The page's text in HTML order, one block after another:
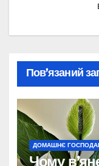
Пов’язаний
ДОМАШНЄ
Чому